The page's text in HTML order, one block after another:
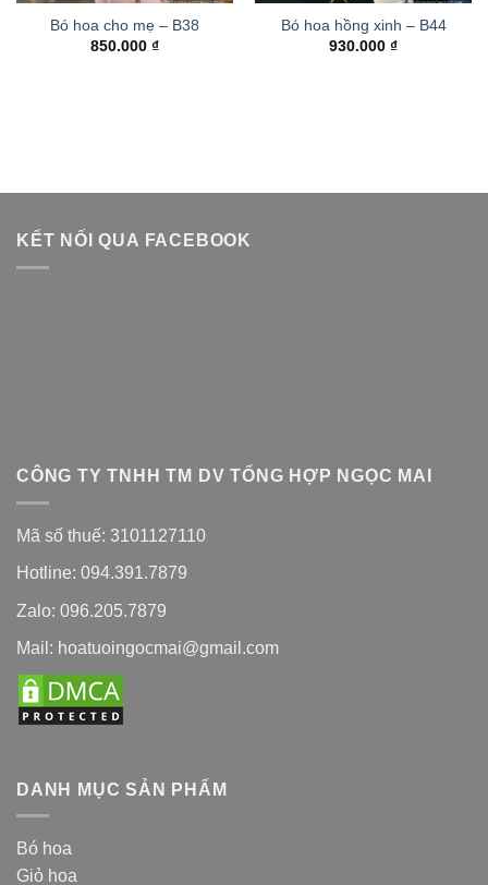
Bó hoa cho mẹ – B38
850.000 ₫
Bó hoa hồng xinh – B44
930.000 ₫
KẾT NỐI QUA FACEBOOK
CÔNG TY TNHH TM DV TỔNG HỢP NGỌC MAI
Mã số thuế: 3101127110
Hotline: 094.391.7879
Zalo: 096.205.7879
Mail: hoatuoingocmai@gmail.com
DANH MỤC SẢN PHẨM
Bó hoa
Giỏ hoa